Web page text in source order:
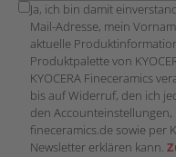
Ja, ich bin damit
Mail-Adresse, mein
aktuelle
Produktpalette von
KYOCERA Fineceramics
bis auf Widerruf, den ich
den
fineceramics.de sowie per
Newsletter erklären kann.